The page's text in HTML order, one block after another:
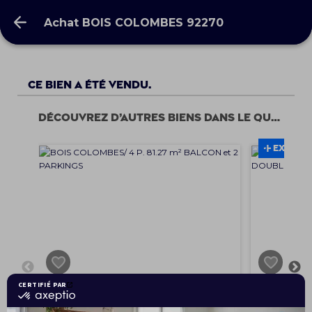
Achat BOIS COLOMBES 92270
Achat BOIS COLOMBES 92270
Ce bien a été vendu.
Découvrez d’autres biens dans le quartier